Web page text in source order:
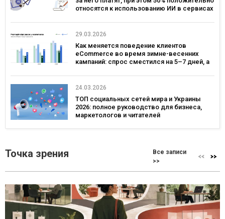
относятся к использованию ИИ в сервисах
29.03.2026
Как меняется поведение клиентов
eCommerce во время зимне-весенних
кампаний: спрос сместился на 5–7 дней, а
четверг — исследование eSputnik и Inweb
24.03.2026
ТОП социальных сетей мира и Украины
2026: полное руководство для бизнеса,
маркетологов и читателей
Точка зрения
Все записи
>>